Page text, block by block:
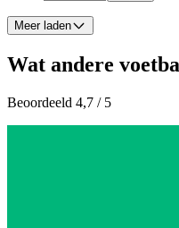
Meer laden
Wat andere
Beoordeeld 4,7 / 5